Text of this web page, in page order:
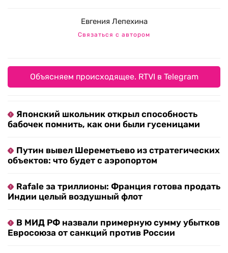
Евгения Лепехина
Связаться с автором
Объясняем происходящее. RTVI в Telegram
Японский школьник открыл способность
бабочек помнить, как они были гусеницами
Путин вывел Шереметьево из стратегических
объектов: что будет с аэропортом
Rafale за триллионы: Франция готова продать
Индии целый воздушный флот
В МИД РФ назвали примерную сумму убытков
Евросоюза от санкций против России